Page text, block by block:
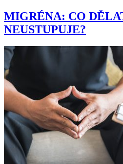
MIGRÉNA: CO
NEUSTUPUJE?